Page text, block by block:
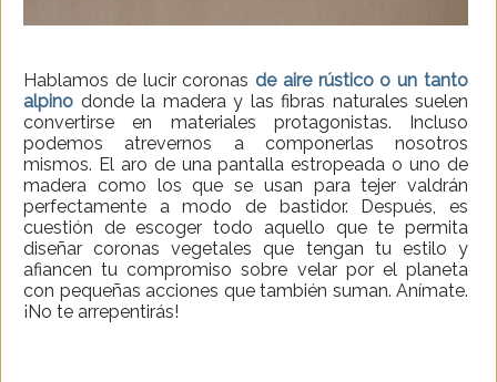
Hablamos de lucir coronas de aire rústico o un tanto
alpino donde la madera y las fibras naturales suelen
convertirse en materiales protagonistas. Incluso
podemos atrevernos a componerlas nosotros
mismos. El aro de una pantalla estropeada o uno de
madera como los que se usan para tejer valdrán
perfectamente a modo de bastidor. Después, es
cuestión de escoger todo aquello que te permita
diseñar coronas vegetales que tengan tu estilo y
afiancen tu compromiso sobre velar por el planeta
con pequeñas acciones que también suman. Anímate.
¡No te arrepentirás!